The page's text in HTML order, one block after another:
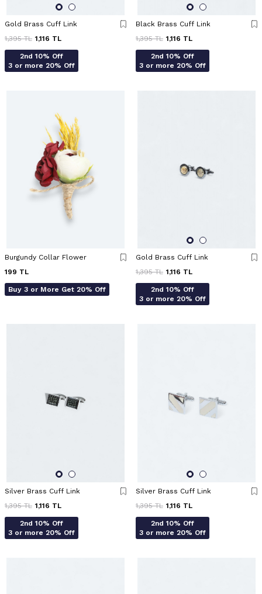
Gold Brass Cuff Link
1,395TL 1,116 TL
2nd 10% Off
3 or more 20% Off
Black Brass Cuff Link
1,395TL 1,116 TL
2nd 10% Off
3 or more 20% Off
Burgundy Collar Flower
199 TL
Buy 3 or More Get 20% Off
Gold Brass Cuff Link
1,395TL 1,116 TL
2nd 10% Off
3 or more 20% Off
Silver Brass Cuff Link
1,395TL 1,116 TL
2nd 10% Off
3 or more 20% Off
Silver Brass Cuff Link
1,395TL 1,116 TL
2nd 10% Off
3 or more 20% Off